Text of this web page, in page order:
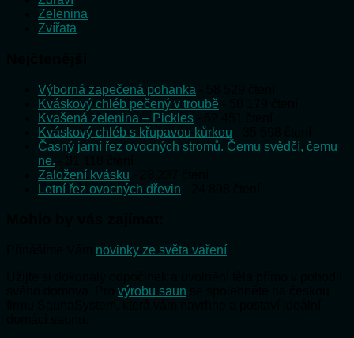
Zelenina
Zvířata
Výborná zapečená pohanka
Kváskový chléb pečený v troubě
Kvašená zelenina – Pickles
Kváskový chléb s křupavou kůrkou
Časný jarní řez ovocných stromů. Čemu svědčí, čemu
ne.
Založení kvásku
Letní řez ovocných dřevin
novinky ze světa vaření
výrobu saun